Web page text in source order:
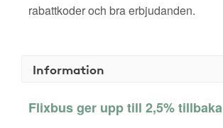
rabattkoder och bra erbjudanden.
Information
Flixbus ger upp till 2,5% tillbaka